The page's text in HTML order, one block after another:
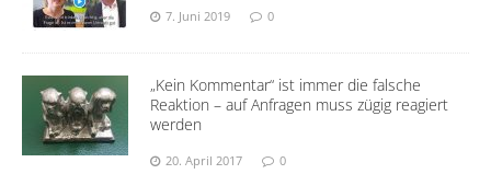
7. Juni 2019 0
„Kein Kommentar“ ist immer die falsche
Reaktion – auf Anfragen muss zügig reagiert
werden
20. April 2017 0